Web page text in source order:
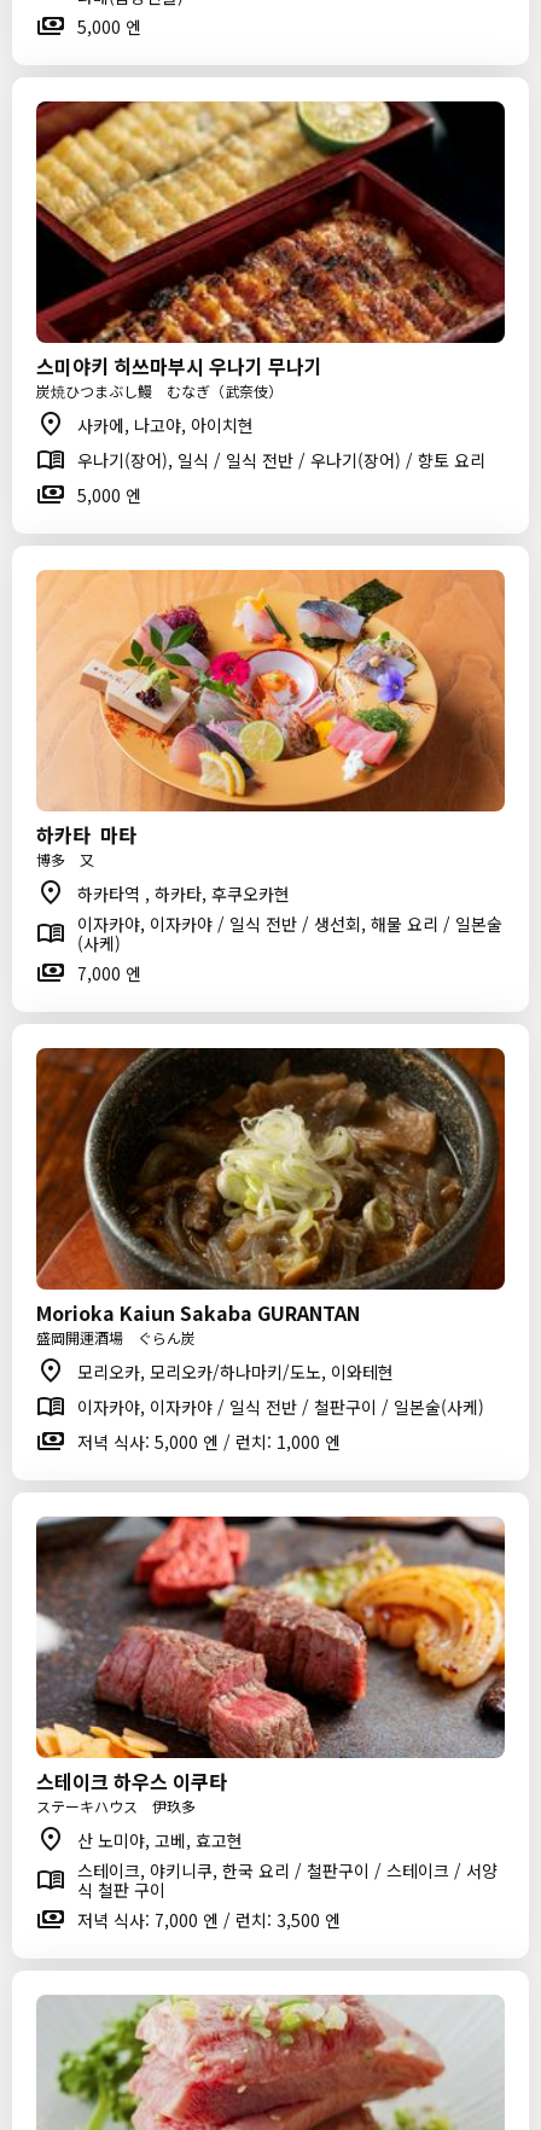
5,000 엔
스미야키 히쓰마부시 우나기 무나기
炭焼ひつまぶし鰻 むなぎ（武奈伎）
사카에, 나고야, 아이치현
우나기(장어), 일식 / 일식 전반 / 우나기(장어) / 향토 요리
5,000 엔
하카타 마타
博多 又
하카타역 , 하카타, 후쿠오카현
이자카야, 이자카야 / 일식 전반 / 생선회, 해물 요리 / 일본술
(사케)
7,000 엔
Morioka Kaiun Sakaba GURANTAN
盛岡開運酒場 ぐらん炭
모리오카, 모리오카/하나마키/도노, 이와테현
이자카야, 이자카야 / 일식 전반 / 철판구이 / 일본술(사케)
저녁 식사: 5,000 엔 / 런치: 1,000 엔
스테이크 하우스 이쿠타
ステーキハウス 伊玖多
산 노미야, 고베, 효고현
스테이크, 야키니쿠, 한국 요리 / 철판구이 / 스테이크 / 서양
식 철판 구이
저녁 식사: 7,000 엔 / 런치: 3,500 엔